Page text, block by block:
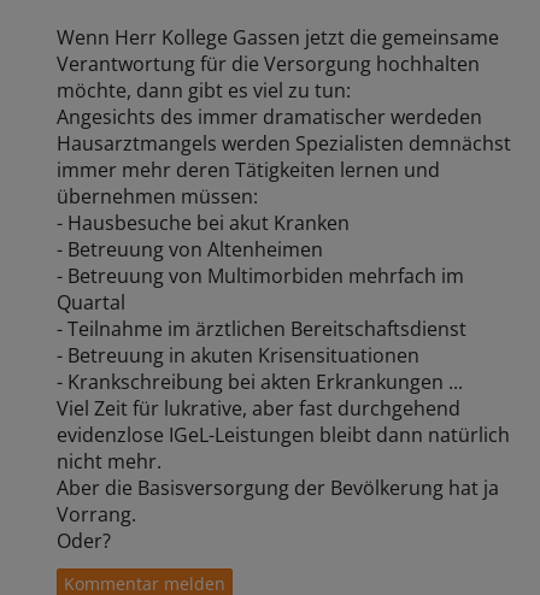
Wenn Herr Kollege Gassen jetzt die gemeinsame
Verantwortung für die Versorgung hochhalten
möchte, dann gibt es viel zu tun:
Angesichts des immer dramatischer werdeden
Hausarztmangels werden Spezialisten demnächst
immer mehr deren Tätigkeiten lernen und
übernehmen müssen:
- Hausbesuche bei akut Kranken
- Betreuung von Altenheimen
- Betreuung von Multimorbiden mehrfach im
Quartal
- Teilnahme im ärztlichen Bereitschaftsdienst
- Betreuung in akuten Krisensituationen
- Krankschreibung bei akten Erkrankungen ...
Viel Zeit für lukrative, aber fast durchgehend
evidenzlose IGeL-Leistungen bleibt dann natürlich
nicht mehr.
Aber die Basisversorgung der Bevölkerung hat ja
Vorrang.
Oder?